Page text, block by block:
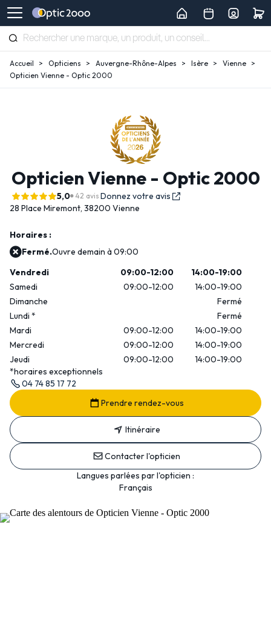
Accueil Opticiens Auvergne-Rhône-Alpes Isère
Vienne
Opticien Vienne - Optic 2000
Opticien Vienne - Optic 2000
5,0 42 avis Donnez votre avis
28 Place Miremont, 38200 Vienne
Horaires :
Fermé.Ouvre demain à 09:00
Vendredi
09:00-12:00
14:00-19:00
Samedi
09:00-12:00
14:00-19:00
Dimanche
Fermé
Lundi *
Fermé
Mardi
09:00-12:00
14:00-19:00
Mercredi
09:00-12:00
14:00-19:00
Jeudi
09:00-12:00
14:00-19:00
*horaires exceptionnels
04 74 85 17 72
Prendre rendez-vous
Itinéraire
Contacter l'opticien
Langues parlées par l'opticien :
Français